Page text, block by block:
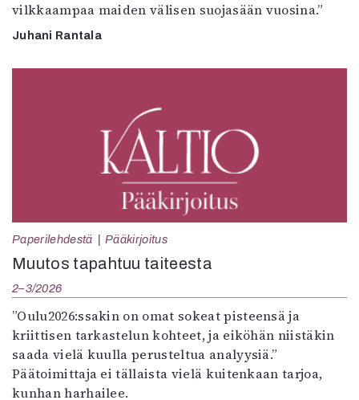
vilkkaampaa maiden välisen suojasään vuosina.”
Juhani Rantala
Paperilehdestä Pääkirjoitus
Muutos tapahtuu taiteesta
2–3/2026
”Oulu2026:ssakin on omat sokeat pisteensä ja
kriittisen tarkastelun kohteet, ja eiköhän niistäkin
saada vielä kuulla perusteltua analyysiä.”
Päätoimittaja ei tällaista vielä kuitenkaan tarjoa,
kunhan harhailee.